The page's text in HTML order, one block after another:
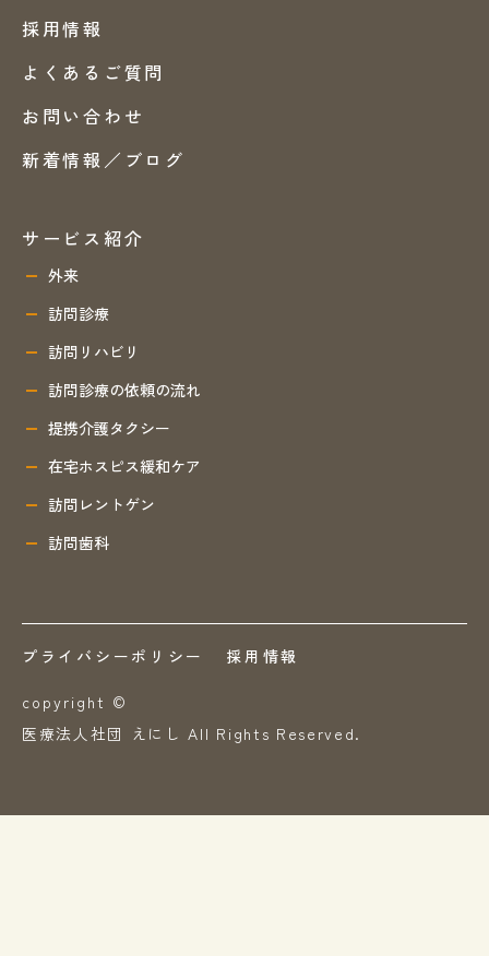
採用情報
よくあるご質問
お問い合わせ
新着情報／ブログ
サービス紹介
外来
訪問診療
訪問リハビリ
訪問診療の依頼の流れ
提携介護タクシー
在宅ホスピス緩和ケア
訪問レントゲン
訪問歯科
copyright ©
医療法人社団 えにし All Rights Reserved.
プライバシーポリシー 採用情報